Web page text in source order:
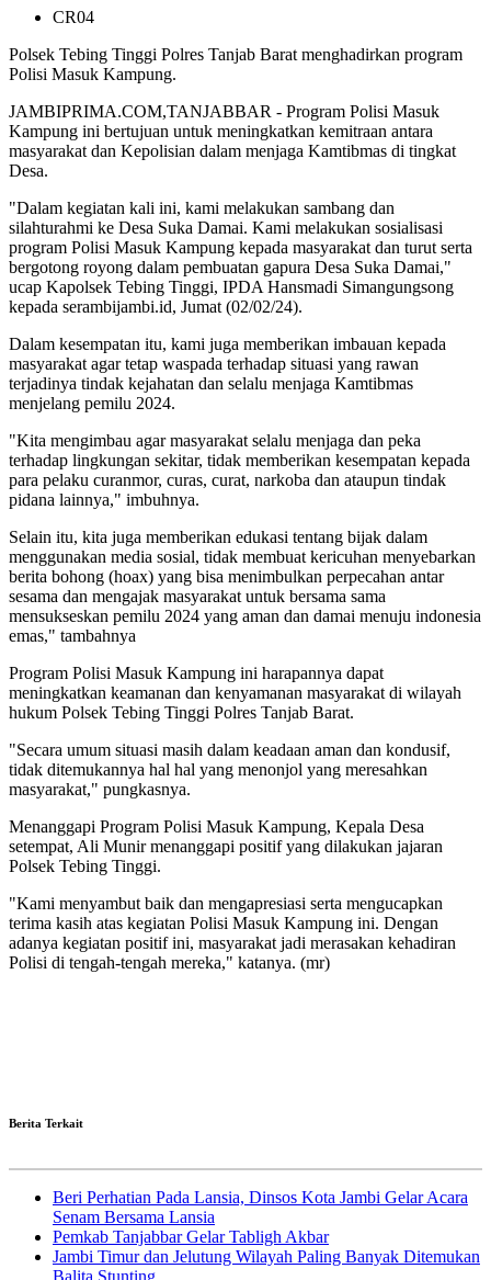
CR04
Polsek Tebing Tinggi Polres Tanjab Barat menghadirkan program
Polisi Masuk Kampung.
JAMBIPRIMA.COM,TANJABBAR - Program Polisi Masuk
Kampung ini bertujuan untuk meningkatkan kemitraan antara
masyarakat dan Kepolisian dalam menjaga Kamtibmas di tingkat
Desa.
"Dalam kegiatan kali ini, kami melakukan sambang dan
silahturahmi ke Desa Suka Damai. Kami melakukan sosialisasi
program Polisi Masuk Kampung kepada masyarakat dan turut serta
bergotong royong dalam pembuatan gapura Desa Suka Damai,"
ucap Kapolsek Tebing Tinggi, IPDA Hansmadi Simangungsong
kepada serambijambi.id, Jumat (02/02/24).
Dalam kesempatan itu, kami juga memberikan imbauan kepada
masyarakat agar tetap waspada terhadap situasi yang rawan
terjadinya tindak kejahatan dan selalu menjaga Kamtibmas
menjelang pemilu 2024.
"Kita mengimbau agar masyarakat selalu menjaga dan peka
terhadap lingkungan sekitar, tidak memberikan kesempatan kepada
para pelaku curanmor, curas, curat, narkoba dan ataupun tindak
pidana lainnya," imbuhnya.
Selain itu, kita juga memberikan edukasi tentang bijak dalam
menggunakan media sosial, tidak membuat kericuhan menyebarkan
berita bohong (hoax) yang bisa menimbulkan perpecahan antar
sesama dan mengajak masyarakat untuk bersama sama
mensukseskan pemilu 2024 yang aman dan damai menuju indonesia
emas," tambahnya
Program Polisi Masuk Kampung ini harapannya dapat
meningkatkan keamanan dan kenyamanan masyarakat di wilayah
hukum Polsek Tebing Tinggi Polres Tanjab Barat.
"Secara umum situasi masih dalam keadaan aman dan kondusif,
tidak ditemukannya hal hal yang menonjol yang meresahkan
masyarakat," pungkasnya.
Menanggapi Program Polisi Masuk Kampung, Kepala Desa
setempat, Ali Munir menanggapi positif yang dilakukan jajaran
Polsek Tebing Tinggi.
"Kami menyambut baik dan mengapresiasi serta mengucapkan
terima kasih atas kegiatan Polisi Masuk Kampung ini. Dengan
adanya kegiatan positif ini, masyarakat jadi merasakan kehadiran
Polisi di tengah-tengah mereka," katanya. (mr)
Berita Terkait
Beri Perhatian Pada Lansia, Dinsos Kota Jambi Gelar Acara
Senam Bersama Lansia
Pemkab Tanjabbar Gelar Tabligh Akbar
Jambi Timur dan Jelutung Wilayah Paling Banyak Ditemukan